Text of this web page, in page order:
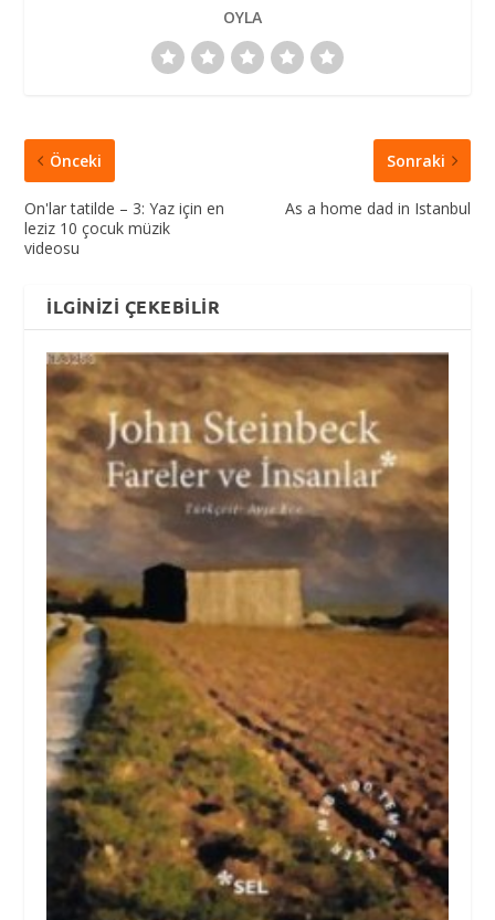
OYLA
Önceki
On'lar tatilde – 3: Yaz için en
leziz 10 çocuk müzik
videosu
Sonraki
As a home dad in Istanbul
İLGINIZI ÇEKEBILIR